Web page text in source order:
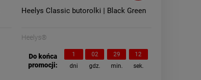
Heelys Classic butorolki | Black Green
Heelys®
Do końca
promocji:
1
dni
02
gdz.
29
min.
11
sek.